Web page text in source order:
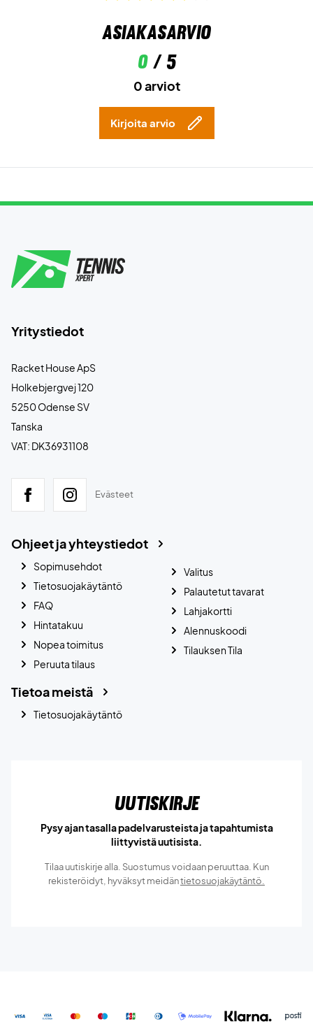
Asiakasarvio
0/ 5
0 arviot
Kirjoita arvio
Yritystiedot
Racket House ApS
Holkebjergvej 120
5250 Odense SV
Tanska
VAT: DK36931108
Evästeet
Ohjeet ja yhteystiedot
Sopimusehdot
Tietosuojakäytäntö
FAQ
Hintatakuu
Nopea toimitus
Peruuta tilaus
Valitus
Palautetut tavarat
Lahjakortti
Alennuskoodi
Tilauksen Tila
Tietoa meistä
Tietosuojakäytäntö
Uutiskirje
Pysy ajan tasalla padelvarusteista ja tapahtumista
liittyvistä uutisista.
Tilaa uutiskirje alla. Suostumus voidaan peruuttaa. Kun
rekisteröidyt, hyväksyt meidäntietosuojakäytäntö.